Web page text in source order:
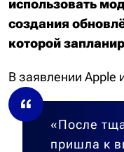
использовать
создания
которой
В заявлении Apple
«После
пришла к